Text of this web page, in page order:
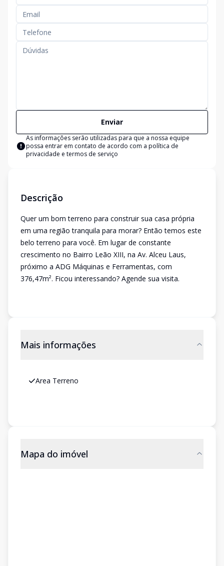
Enviar
As informações serão utilizadas para que a nossa equipe
possa entrar em contato de acordo com a política de
privacidade e termos de serviço
Descrição
Quer um bom terreno para construir sua casa própria
em uma região tranquila para morar? Então temos este
belo terreno para você. Em lugar de constante
crescimento no Bairro Leão XIII, na Av. Alceu Laus,
próximo a ADG Máquinas e Ferramentas, com
376,47m². Ficou interessando? Agende sua visita.
Mais informações
Area Terreno
Mapa do imóvel